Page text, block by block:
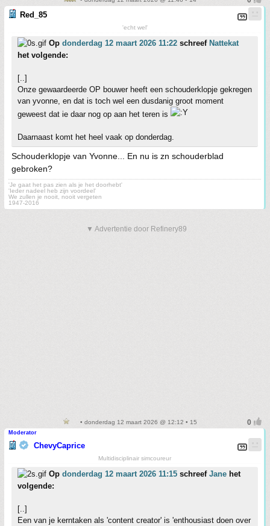
Red_85
'echt wel'
Op donderdag 12 maart 2026 11:22 schreef Nattekat
het volgende:
[..]
Onze gewaardeerde OP bouwer heeft een schouderklopje gekregen
van yvonne, en dat is toch wel een dusdanig groot moment
geweest dat ie daar nog op aan het teren is
Daarnaast komt het heel vaak op donderdag.
Schouderklopje van Yvonne... En nu is zn schouderblad
gebroken?
'Je gaat het pas zien als je het doorhebt'
'Ieder nadeel heb zijn voordeel'
We zullen je nooit, nooit vergeten
1947-2016
▼ Advertentie door Refinery89
• donderdag 12 maart 2026 @ 12:12 • 15
Moderator
ChevyCaprice
Multidisciplinair simcoureur
Op donderdag 12 maart 2026 11:15 schreef Jane het
volgende:
[..]
Een van je kerntaken als 'content creator' is 'enthousiast doen over